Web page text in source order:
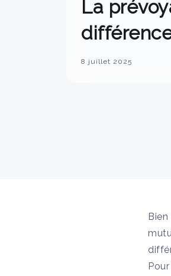
La
8 juillet 2025